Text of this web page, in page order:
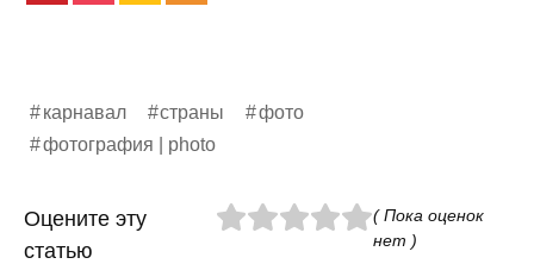
карнавал страны
фото
фотография | photo
Оцените эту
статью
( Пока оценок
нет )